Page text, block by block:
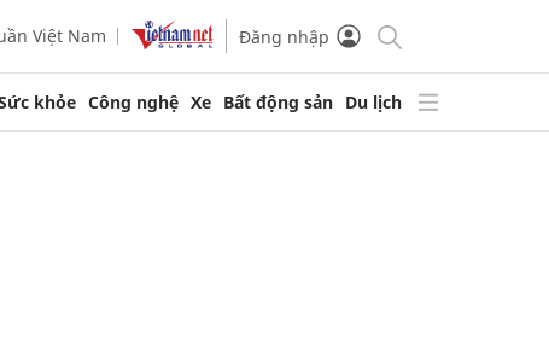
Việt Nam Đăng nhập
khỏe Công nghệ Xe Bất động sản Du lịch